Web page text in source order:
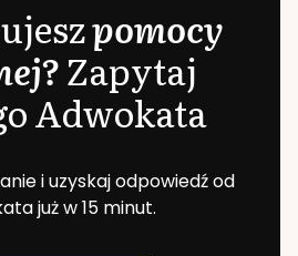
pomocy
Zapytaj
Adwokata
i uzyskaj odpowiedź od
już w 15 minut.